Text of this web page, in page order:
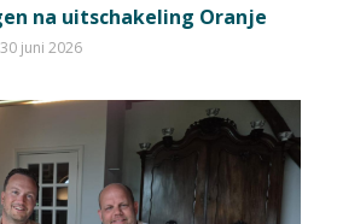
na uitschakeling Oranje
30 juni 2026